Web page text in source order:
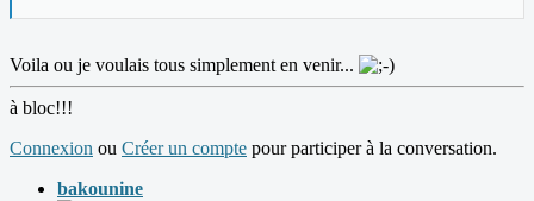
Voila ou je voulais tous simplement en venir...
à bloc!!!
Connexion ou Créer un compte pour participer à la conversation.
bakounine